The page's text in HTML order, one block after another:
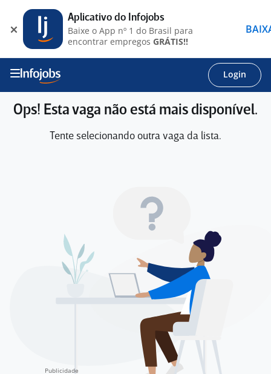
Login
Ops! Esta vaga não está mais disponível.
Tente selecionando outra vaga da lista.
Aplicativo do Infojobs
Baixe o App nº 1 do Brasil para
encontrar empregos GRÁTIS!!